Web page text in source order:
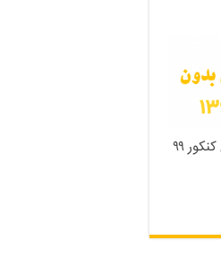
لیست رشته های بدون کنکور ۹۹